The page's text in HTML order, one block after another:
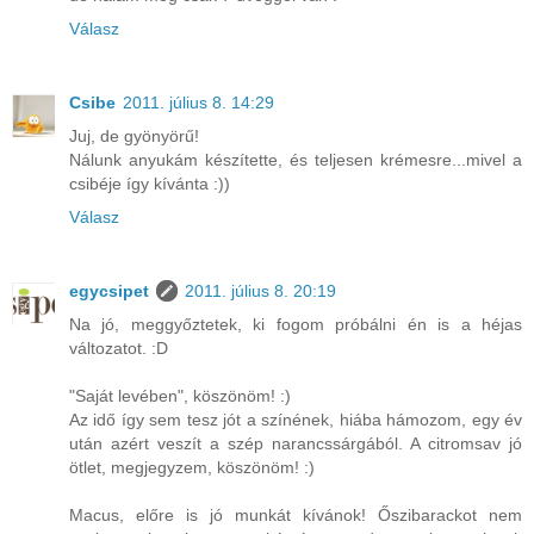
Válasz
Csibe 2011. július 8. 14:29
Juj, de gyönyörű!
Nálunk anyukám készítette, és teljesen krémesre...mivel a
csibéje így kívánta :))
Válasz
egycsipet
2011. július 8. 20:19
Na jó, meggyőztetek, ki fogom próbálni én is a héjas
változatot. :D
"Saját levében", köszönöm! :)
Az idő így sem tesz jót a színének, hiába hámozom, egy év
után azért veszít a szép narancssárgából. A citromsav jó
ötlet, megjegyzem, köszönöm! :)
Macus, előre is jó munkát kívánok! Őszibarackot nem